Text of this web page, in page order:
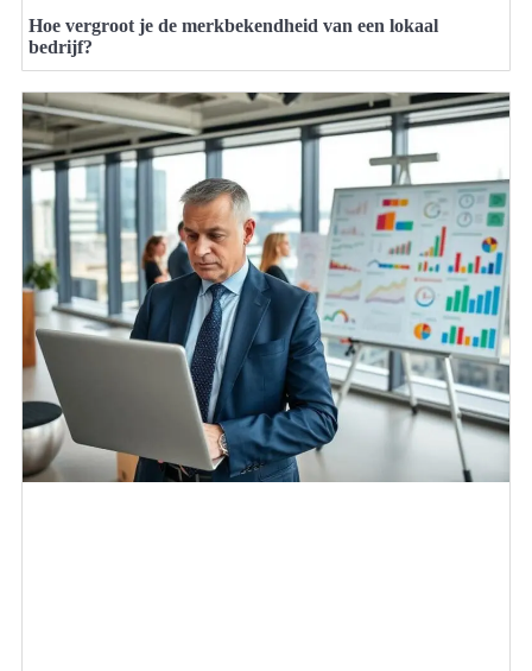
Hoe vergroot je de merkbekendheid van een lokaal
bedrijf?